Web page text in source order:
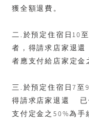
獲全額退費。
二.於預定住宿日10
者，得請求店家退
者應支付給店家定金
三.於預定住宿日7至
得請求店家退還 已
支付定金之50%為手